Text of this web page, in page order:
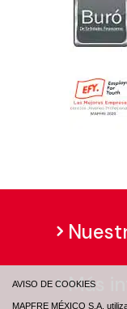
AVISO DE COOKIES
MAPFRE MÉXICO S.A.
Más